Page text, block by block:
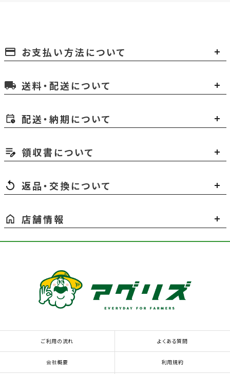
payment お支払い方法について
local_shipping 送料・配送について
配送・納期について
領収書について
返品・交換について
店舗情報
ご利用の流れ よくある質問
会社概要 利用規約